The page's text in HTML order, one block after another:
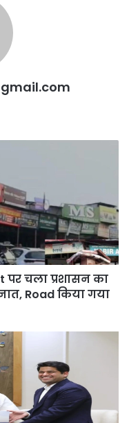
पर चला प्रशासन का
Road किया गया